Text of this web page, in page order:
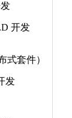
开发
式套件）
发